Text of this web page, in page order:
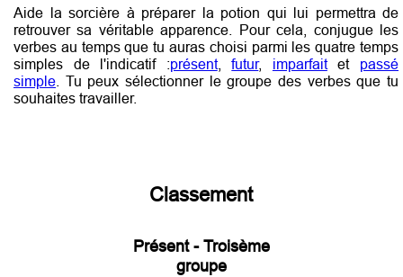
Aide la sorcière à préparer la potion qui lui permettra de
retrouver sa véritable apparence. Pour cela, conjugue les
verbes au temps que tu auras choisi parmi les quatre temps
simples de l'indicatif :présent,futur, imparfaitet passé
simple . Tu peux sélectionner le groupe des verbes que tu
souhaites travailler.
Classement
Présent - Troisème
groupe